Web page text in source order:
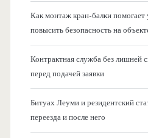
Как монтаж кран-балки помогает
повысить безопасность на
Контрактная служба без лишней
перед подачей заявки
Битуах Леуми и резидентский
переезда и после него